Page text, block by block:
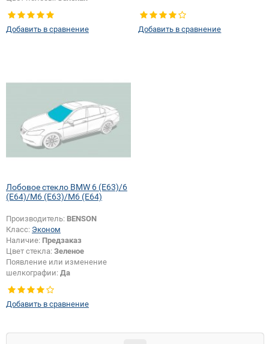
шелкографии:
Добавить в сравнение
Добавить в сравнение
Лобовое стекло BMW 6 (E63)/6
(E64)/M6 (E63)/M6 (E64)
Производитель: BENSON
Класс: Эконом
Наличие: Предзаказ
Цвет стекла: Зеленое
Появление или изменение
шелкографии: Да
Добавить в сравнение